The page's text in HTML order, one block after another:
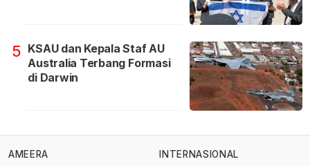
5 KSAU dan Kepala Staf AU
Australia Terbang Formasi
di Darwin
AMEERA
INTERNASIONAL